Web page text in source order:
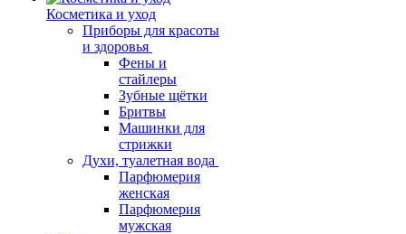
Косметика и уход
Приборы для красоты
и здоровья
Фены и
стайлеры
Зубные щётки
Бритвы
Машинки для
стрижки
Духи, туалетная вода
Парфюмерия
женская
Парфюмерия
мужская